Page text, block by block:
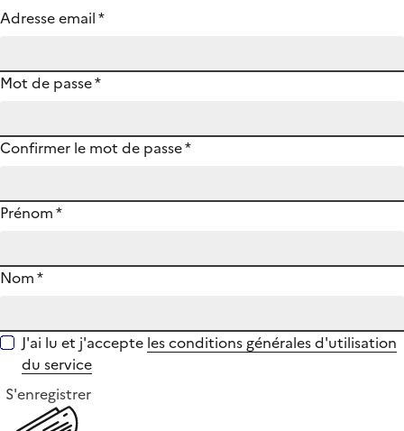
Adresse email*
Mot de passe*
Confirmer le mot de passe*
Prénom*
Nom*
J'ai lu et j'accepte les conditions générales d'utilisation
du service
S'enregistrer